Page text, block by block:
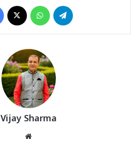
Facebook WhatsApp
Vijay Sharma